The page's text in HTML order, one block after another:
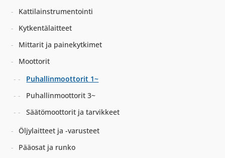
Kattilainstrumentointi
Kytkentälaitteet
Mittarit ja painekytkimet
Moottorit
Puhallinmoottorit 1~
Puhallinmoottorit 3~
Säätömoottorit ja tarvikkeet
Öljylaitteet ja -varusteet
Pääosat ja runko